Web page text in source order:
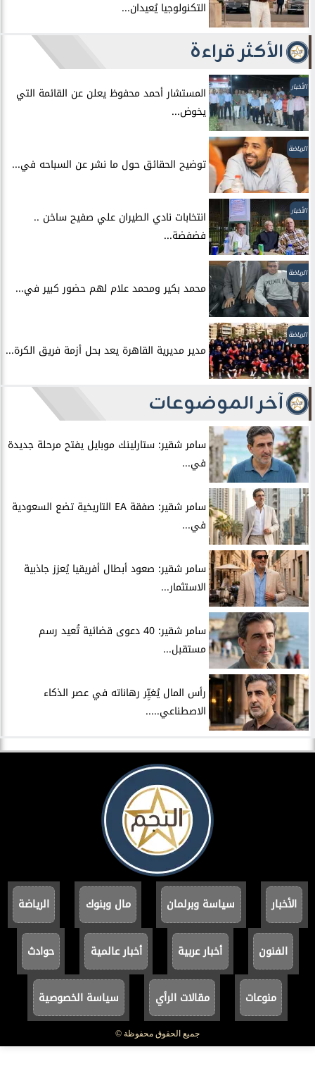
التكنولوجيا يُعيدان...
الأكثر قراءة
الأخبار
المستشار أحمد محفوظ يعلن عن القائمة التي
يخوض...
الرياضة
توضيح الحقائق حول ما نشر عن السباحه في...
الأخبار
انتخابات نادي الطيران علي صفيح ساخن ..
فضفضة...
الرياضة
محمد بكير ومحمد علام لهم حضور كبير في...
الرياضة
مدير مديرية القاهرة يعد بحل أزمة فريق الكرة...
آخر الموضوعات
سامر شقير: ستارلينك موبايل يفتح مرحلة جديدة
في...
سامر شقير: صفقة EA التاريخية تضع السعودية
في...
سامر شقير: صعود أبطال أفريقيا يُعزز جاذبية
الاستثمار...
سامر شقير: 40 دعوى قضائية تُعيد رسم
مستقبل...
رأس المال يُغيِّر رهاناته في عصر الذكاء
الاصطناعي.....
الأخبار سياسة وبرلمان مال وبنوك الرياضة
الفنون أخبار عربية أخبار عالمية حوادث
منوعات مقالات الرأي سياسة الخصوصية
جميع الحقوق محفوظة ©